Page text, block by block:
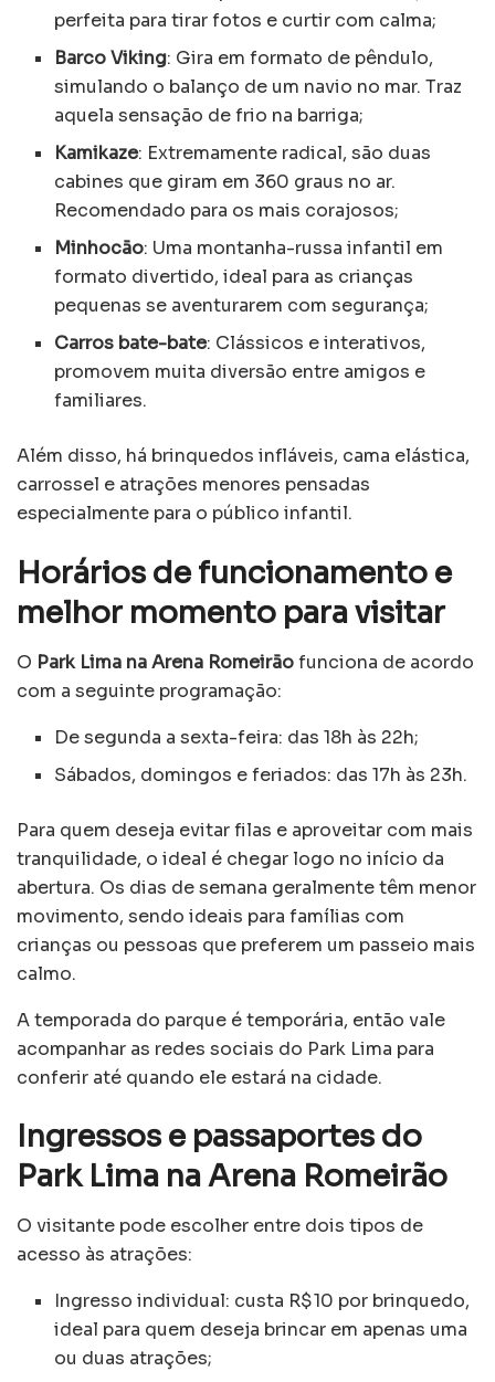
perfeita para tirar fotos e curtir com calma;
Barco Viking: Gira em formato de pêndulo,
simulando o balanço de um navio no mar. Traz
aquela sensação de frio na barriga;
Kamikaze: Extremamente radical, são duas
cabines que giram em 360 graus no ar.
Recomendado para os mais corajosos;
Minhocão: Uma montanha-russa infantil em
formato divertido, ideal para as crianças
pequenas se aventurarem com segurança;
Carros bate-bate: Clássicos e interativos,
promovem muita diversão entre amigos e
familiares.
Além disso, há brinquedos infláveis, cama elástica,
carrossel e atrações menores pensadas
especialmente para o público infantil.
Horários de funcionamento e
melhor momento para visitar
O Park Lima na Arena Romeirãofunciona de acordo
com a seguinte programação:
De segunda a sexta-feira: das 18h às 22h;
Sábados, domingos e feriados: das 17h às 23h.
Para quem deseja evitar filas e aproveitar com mais
tranquilidade, o ideal é chegar logo no início da
abertura. Os dias de semana geralmente têm menor
movimento, sendo ideais para famílias com
crianças ou pessoas que preferem um passeio mais
calmo.
A temporada do parque é temporária, então vale
acompanhar as redes sociais do Park Lima para
conferir até quando ele estará na cidade.
Ingressos e passaportes do
Park Lima na Arena Romeirão
O visitante pode escolher entre dois tipos de
acesso às atrações:
Ingresso individual: custa R$ 10 por brinquedo,
ideal para quem deseja brincar em apenas uma
ou duas atrações;